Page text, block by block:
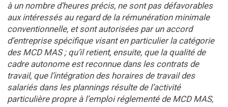
à un nombre d’heures précis, ne sont pas défavorables
aux intéressés au regard de la rémunération minimale
conventionnelle, et sont autorisées par un accord
d’entreprise spécifique visant en particulier la catégorie
des MCD MAS ; qu’il retient, ensuite, que la qualité de
cadre autonome est reconnue dans les contrats de
travail, que l’intégration des horaires de travail des
salariés dans les plannings résulte de l’activité
particulière propre à l’emploi réglementé de MCD MAS,